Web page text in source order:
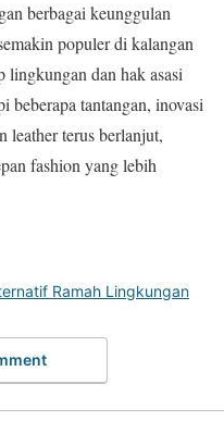
berbagai keunggulan
populer di kalangan
lingkungan dan hak asasi
beberapa tantangan, inovasi
leather terus berlanjut,
fashion yang lebih
Ramah Lingkungan